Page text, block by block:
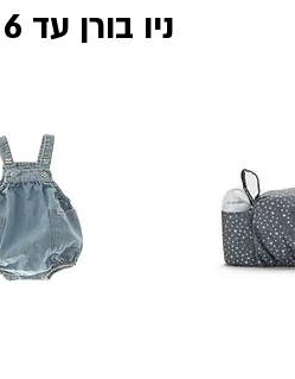
ניו בורן עד 6 חודשים